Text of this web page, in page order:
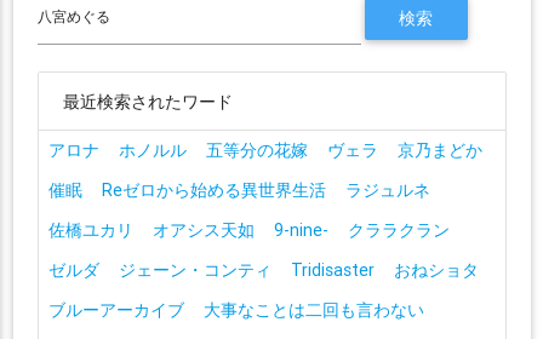
最近検索されたワード
アロナ ホノルル 五等分の花嫁 ヴェラ
京乃まどか
催眠
Reゼロから始める異世界生活
ラジュルネ
佐橋ユカリ
オアシス天如 9-nine-
クララクラン
ゼルダ
ジェーン・コンティ Tridisaster
おねショタ
ブルーアーカイブ
大事なことは二回も言わない